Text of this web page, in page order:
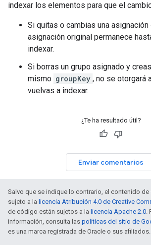
indexar los elementos para que el
Si quitas o cambias una asignación
asignación original permanece
indexar.
Si borras un grupo asignado y
mismo groupKey , no se otorgará
vuelvas a indexar.
¿Te ha resultado útil?
Enviar comentarios
Salvo que se indique lo contrario, el contenido de
sujeto a la licencia Atribución 4.0 de Creative
de código están sujetos a la licencia Apache 2.0.
información, consulta las políticas del sitio de
es una marca registrada de Oracle o sus afiliados.